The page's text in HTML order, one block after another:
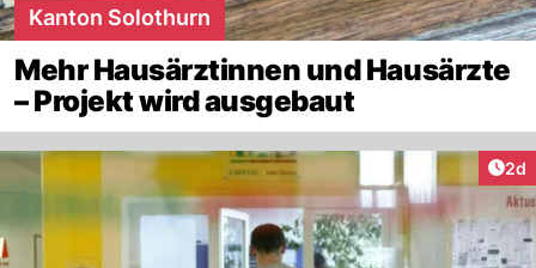
Kanton Solothurn
Mehr Hausärztinnen und Hausärzte
– Projekt wird ausgebaut
2d